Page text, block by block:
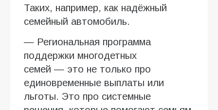
Таких, например, как надёжный
семейный автомобиль.
— Региональная программа
поддержки многодетных
семей — это не только про
единовременные выплаты или
льготы. Это про системные